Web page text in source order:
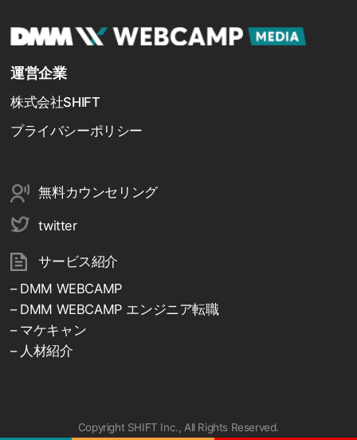
運営企業
株式会社SHIFT
プライバシーポリシー
無料カウンセリング
twitter
サービス紹介
– DMM WEBCAMP
– DMM WEBCAMP エンジニア転職
– マケキャン
– 人材紹介
Copyright SHIFT Inc., All Rights Reserved.